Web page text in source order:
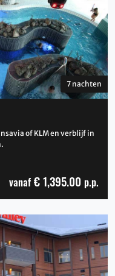
of KLM en verblijf in
7 nachten
vanaf € 1,395.00 p.p.